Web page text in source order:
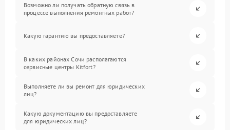
Возможно ли получать обратную связь в
процессе выполнения ремонтных работ?
Какую гарантию вы предоставляете?
В каких районах Сочи располагаются
сервисные центры Kitfort?
Выполняете ли вы ремонт для юридических
лиц?
Какую документацию вы предоставляете
для юридических лиц?